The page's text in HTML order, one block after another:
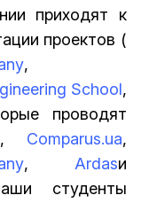
приходят к
проектов (
,
School,
проводят
, Comparus.ua,
, Ardasи
студенты